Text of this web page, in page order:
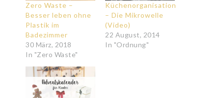
Zero Waste –
Besser leben ohne
Plastik im
Badezimmer
30 März, 2018
In "Zero Waste"
Küchenorganisation
– Die Mikrowelle
(Video)
22 August, 2014
In "Ordnung"